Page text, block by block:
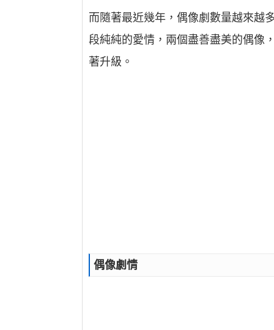
而隨著最近幾年，偶像劇數量越來越
段純純的愛情，兩個盡善盡美的偶像
著升級。
偶像劇情